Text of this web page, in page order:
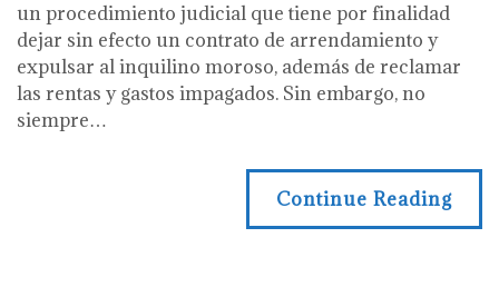
un procedimiento judicial que tiene por finalidad
dejar sin efecto un contrato de arrendamiento y
expulsar al inquilino moroso, además de reclamar
las rentas y gastos impagados. Sin embargo, no
siempre…
Continue Reading